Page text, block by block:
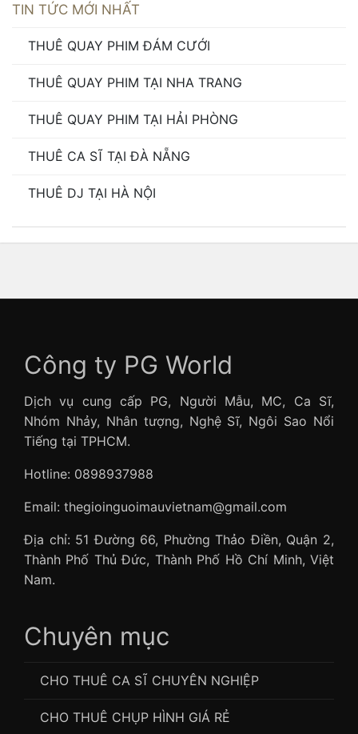
TIN TỨC MỚI NHẤT
THUÊ QUAY PHIM ĐÁM CƯỚI
THUÊ QUAY PHIM TẠI NHA TRANG
THUÊ QUAY PHIM TẠI HẢI PHÒNG
THUÊ CA SĨ TẠI ĐÀ NẴNG
THUÊ DJ TẠI HÀ NỘI
Công ty PG World
Dịch vụ cung cấp PG, Người Mẫu, MC, Ca Sĩ,
Nhóm Nhảy, Nhân tượng, Nghệ Sĩ, Ngôi Sao Nổi
Tiếng tại TPHCM.
Hotline: 0898937988
Email: thegioinguoimauvietnam@gmail.com
Địa chỉ: 51 Đường 66, Phường Thảo Điền, Quận 2,
Thành Phố Thủ Đức, Thành Phố Hồ Chí Minh, Việt
Nam.
Chuyên mục
CHO THUÊ CA SĨ CHUYÊN NGHIỆP
CHO THUÊ CHỤP HÌNH GIÁ RẺ